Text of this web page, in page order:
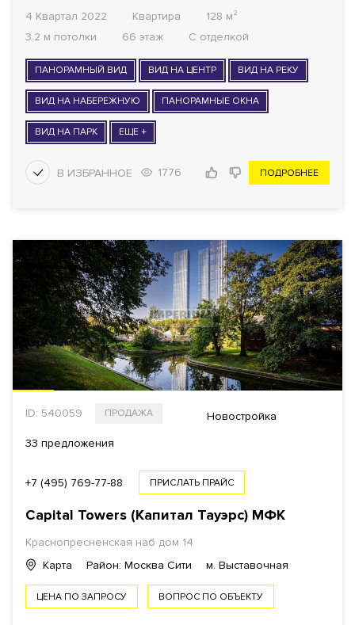
4 Квартал 2022 Квартира
128 м²
3.2 м потолки
66 этаж С отделкой
ПАНОРАМНЫЙ ВИД ВИД НА ЦЕНТР ВИД НА РЕКУ
ВИД НА НАБЕРЕЖНУЮ ПАНОРАМНЫЕ ОКНА
ВИД НА ПАРК ЕЩЕ +
1776 ПОДРОБНЕЕ
ID: 540059 ПРОДАЖА Новостройка
33 предложения
+7 (495) 769-77-88 ПРИСЛАТЬ ПРАЙС
Capital Towers (Капитал Тауэрс) МФК
Краснопресненская наб дом 14
Карта
Район: Москва Сити м. Выставочная
ЦЕНА ПО ЗАПРОСУ ВОПРОС ПО ОБЪЕКТУ